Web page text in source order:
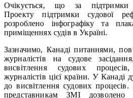
Очікується, що за підтримки
Проекту підтримки судової
розроблено інфографіку та
приміщеннях судів в Україні.
Зазначимо, Канаді питаннями,
журналістів на судове
висвітлення судових
журналістів цієї країни. У Канаді
до висвітлення судових
представникам ЗМІ дозволено